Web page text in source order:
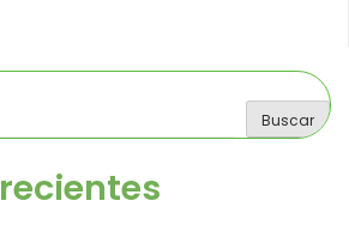
Buscar